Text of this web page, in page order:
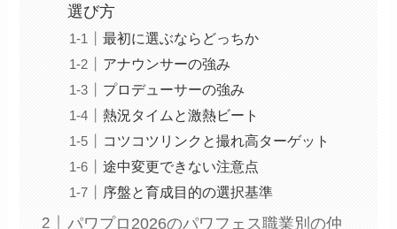
選び方
最初に選ぶならどっちか
アナウンサーの強み
プロデューサーの強み
熱況タイムと激熱ビート
コツコツリンクと撮れ高ターゲット
途中変更できない注意点
序盤と育成目的の選択基準
パワプロ2026のパワフェス職業別の仲